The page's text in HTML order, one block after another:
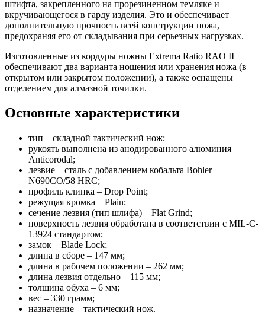
штифта, закрепленного на прорезиненном темляке и
вкручивающегося в гарду изделия. Это и обеспечивает
дополнительную прочность всей конструкции ножа,
предохраняя его от складывания при серьезных нагрузках.
Изготовленные из кордуры ножны Extrema Ratio RAO II
обеспечивают два варианта ношения или хранения ножа (в
открытом или закрытом положении), а также оснащены
отделением для алмазной точилки.
Основные характеристики
тип – складной тактический нож;
рукоять выполнена из анодированного алюминия
Anticorodal;
лезвие – сталь с добавлением кобальта Bohler
N690CO/58 HRC;
профиль клинка – Drop Point;
режущая кромка – Plain;
сечение лезвия (тип шлифа) – Flat Grind;
поверхность лезвия обработана в соответствии с MIL-C-
13924 стандартом;
замок – Blade Lock;
длина в сборе – 147 мм;
длина в рабочем положении – 262 мм;
длина лезвия отдельно – 115 мм;
толщина обуха – 6 мм;
вес – 330 грамм;
назначение – тактический нож.